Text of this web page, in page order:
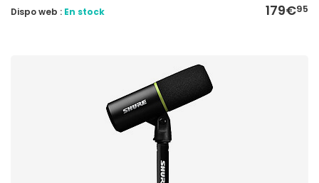
179€95
Dispo web : En stock